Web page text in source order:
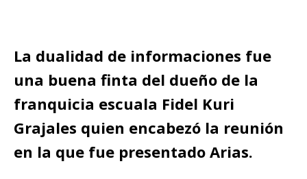
La dualidad de informaciones fue
una buena finta del dueño de la
franquicia escuala Fidel Kuri
Grajales quien encabezó la reunión
en la que fue presentado Arias.